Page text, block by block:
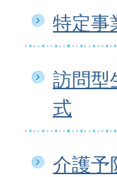
特定事
訪問型
式
介護予